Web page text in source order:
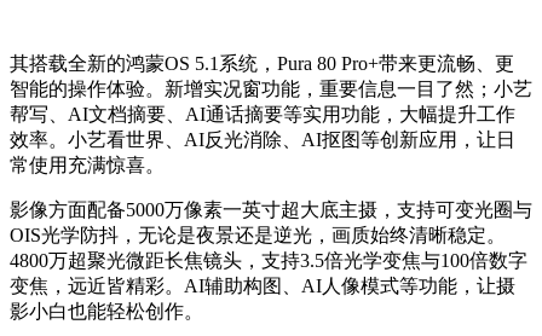
其搭载全新的鸿蒙OS 5.1系统，Pura 80 Pro+带来更流畅、更
智能的操作体验。新增实况窗功能，重要信息一目了然；小艺
帮写、AI文档摘要、AI通话摘要等实用功能，大幅提升工作
效率。小艺看世界、AI反光消除、AI抠图等创新应用，让日
常使用充满惊喜。
影像方面配备5000万像素一英寸超大底主摄，支持可变光圈与
OIS光学防抖，无论是夜景还是逆光，画质始终清晰稳定。
4800万超聚光微距长焦镜头，支持3.5倍光学变焦与100倍数字
变焦，远近皆精彩。AI辅助构图、AI人像模式等功能，让摄
影小白也能轻松创作。